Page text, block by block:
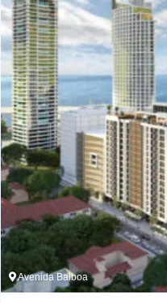
Avenida Balboa